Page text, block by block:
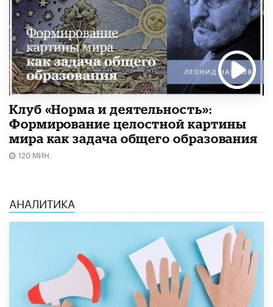
Клуб «Норма и деятельность»:
Формирование целостной картины
мира как задача общего образования
120 МИН.
АНАЛИТИКА